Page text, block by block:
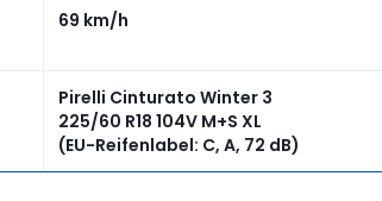
69 km/h
Pirelli Cinturato Winter 3
225/60 R18 104V M+S XL
(EU-Reifenlabel: C, A, 72 dB)